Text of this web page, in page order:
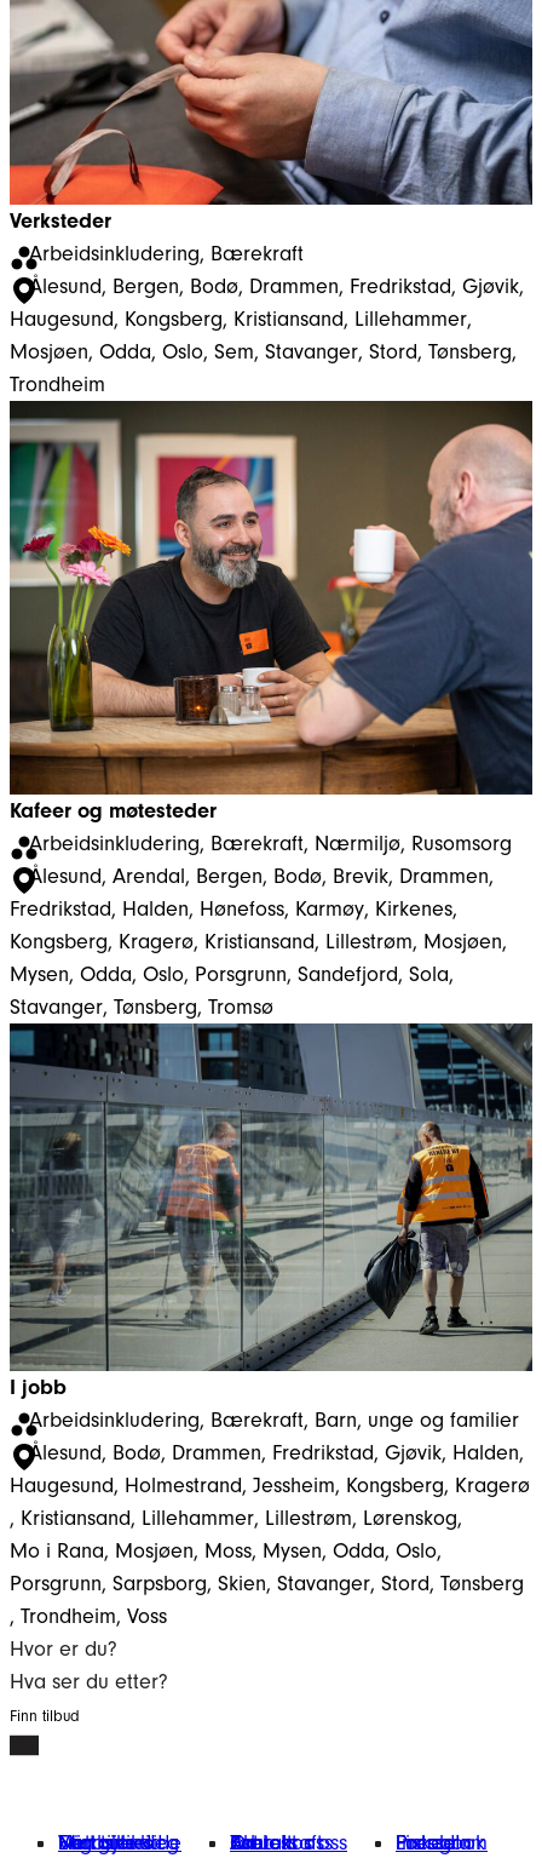
Verksteder
Arbeidsinkludering, Bærekraft
Ålesund, Bergen, Bodø, Drammen, Fredrikstad, Gjøvik,
Haugesund, Kongsberg, Kristiansand, Lillehammer,
Mosjøen, Odda, Oslo, Sem, Stavanger, Stord, Tønsberg,
Trondheim
Kafeer og møtesteder
Arbeidsinkludering, Bærekraft, Nærmiljø, Rusomsorg
Ålesund, Arendal, Bergen, Bodø, Brevik, Drammen,
Fredrikstad, Halden, Hønefoss, Karmøy, Kirkenes,
Kongsberg, Kragerø, Kristiansand, Lillestrøm, Mosjøen,
Mysen, Odda, Oslo, Porsgrunn, Sandefjord, Sola,
Stavanger, Tønsberg, Tromsø
I jobb
Arbeidsinkludering, Bærekraft, Barn, unge og familier
Ålesund, Bodø, Drammen, Fredrikstad, Gjøvik, Halden,
Haugesund, Holmestrand, Jessheim, Kongsberg, Kragerø
, Kristiansand, Lillehammer, Lillestrøm, Lørenskog,
Mo i Rana, Mosjøen, Moss, Mysen, Odda, Oslo,
Porsgrunn, Sarpsborg, Skien, Stavanger, Stord, Tønsberg
, Trondheim, Voss
Hvor er du?
Hva ser du etter?
Finn tilbud
Finn tilbud
Vårt arbeid
Engasjer deg
Nettbutikk
Min giverside Om oss
Kontakt oss
Bærekraft
Aktuelt
Jobb hos oss Presse
Facebook
Instagram
LinkedIn